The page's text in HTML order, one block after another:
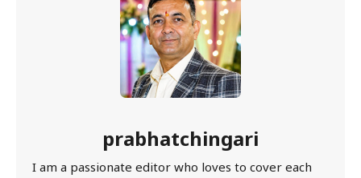
prabhatchingari
I am a passionate editor who loves to cover each